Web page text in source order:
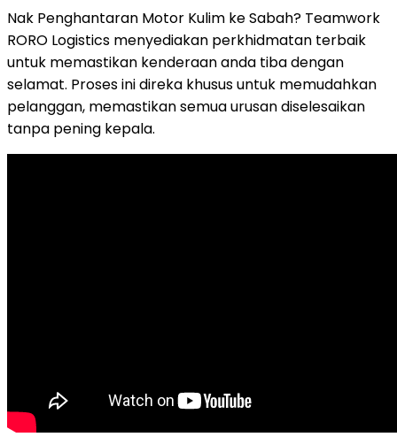
Nak Penghantaran Motor Kulim ke Sabah? Teamwork
RORO Logistics menyediakan perkhidmatan terbaik
untuk memastikan kenderaan anda tiba dengan
selamat. Proses ini direka khusus untuk memudahkan
pelanggan, memastikan semua urusan diselesaikan
tanpa pening kepala.